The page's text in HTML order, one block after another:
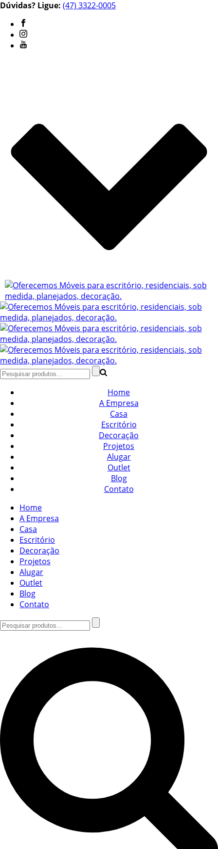
Dúvidas? Ligue: (47) 3322-0005
Home
A Empresa
Casa
Escritório
Decoração
Projetos
Alugar
Outlet
Blog
Contato
Home
A Empresa
Casa
Escritório
Decoração
Projetos
Alugar
Outlet
Blog
Contato